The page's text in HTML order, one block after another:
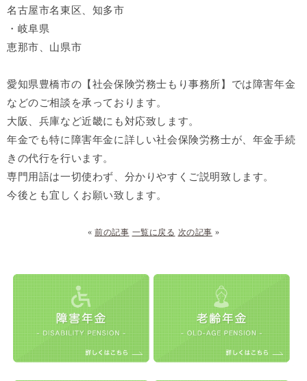
名古屋市名東区、知多市
・岐阜県
恵那市、山県市
愛知県豊橋市の【社会保険労務士もり事務所】では障害年金
などのご相談を承っております。
大阪、兵庫など近畿にも対応致します。
年金でも特に障害年金に詳しい社会保険労務士が、年金手続
きの代行を行います。
専門用語は一切使わず、分かりやすくご説明致します。
今後とも宜しくお願い致します。
«前の記事 一覧に戻る 次の記事 »